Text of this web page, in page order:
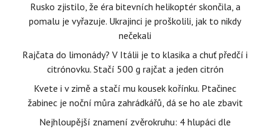
Rusko zjistilo, že éra bitevních helikoptér skončila, a
pomalu je vyřazuje. Ukrajinci je proškolili, jak to nikdy
nečekali
Rajčata do limonády? V Itálii je to klasika a chuť předčí i
citrónovku. Stačí 500 g rajčat a jeden citrón
Kvete i v zimě a stačí mu kousek kořínku. Ptačinec
žabinec je noční můra zahrádkářů, dá se ho ale zbavit
Nejhloupější znamení zvěrokruhu: 4 hlupáci dle